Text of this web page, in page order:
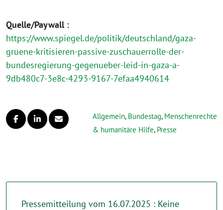
Quelle/Paywall :
https://www.spiegel.de/politik/deutschland/gaza-
gruene-kritisieren-passive-zuschauerrolle-der-
bundesregierung-gegenueber-leid-in-gaza-a-
9db480c7-3e8c-4293-9167-7efaa4940614
Allgemein, Bundestag, Menschenrechte
& humanitäre Hilfe, Presse
Pressemitteilung vom 16.07.2025 : Keine